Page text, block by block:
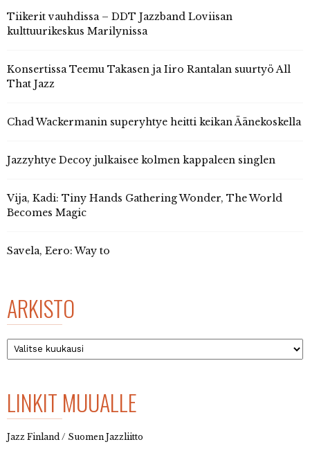
Tiikerit vauhdissa – DDT Jazzband Loviisan
kulttuurikeskus Marilynissa
Konsertissa Teemu Takasen ja Iiro Rantalan suurtyö All
That Jazz
Chad Wackermanin superyhtye heitti keikan Äänekoskella
Jazzyhtye Decoy julkaisee kolmen kappaleen singlen
Vija, Kadi: Tiny Hands Gathering Wonder, The World
Becomes Magic
Savela, Eero: Way to
ARKISTO
Arkisto
LINKIT MUUALLE
Jazz Finland / Suomen Jazzliitto